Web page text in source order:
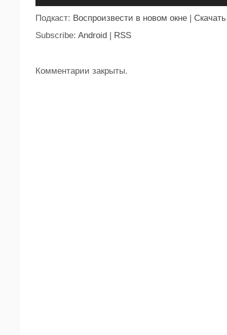
Подкаст: Воспроизвести в новом окне | Скачать
Subscribe: Android | RSS
Комментарии закрыты.